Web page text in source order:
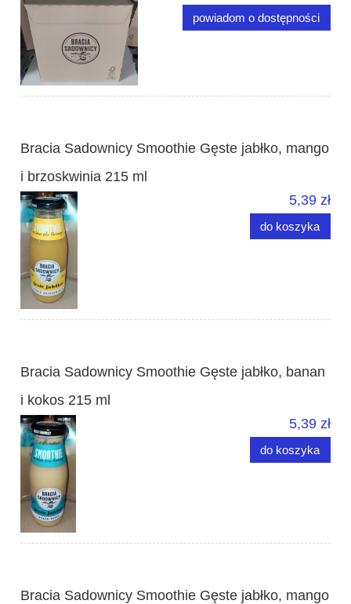
powiadom o dostępności
Bracia Sadownicy Smoothie Gęste jabłko, mango
i brzoskwinia 215 ml
5,39 zł
do koszyka
Bracia Sadownicy Smoothie Gęste jabłko, banan
i kokos 215 ml
5,39 zł
do koszyka
Bracia Sadownicy Smoothie Gęste jabłko, mango